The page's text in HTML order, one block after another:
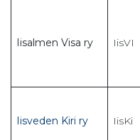
Iisalmen Visa ry IisVI
Iisveden Kiri ry IisKi